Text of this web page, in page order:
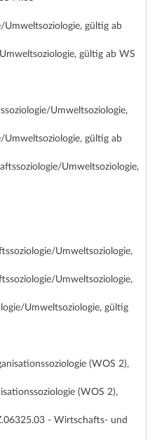
Umweltsoziologie, gültig ab
gültig ab WS
Umweltsoziologie,
Umweltsoziologie, gültig ab
Umweltsoziologie,
Umweltsoziologie,
Umweltsoziologie,
Umweltsoziologie, gültig
(WOS 2),
(WOS 2),
- Wirtschafts- und